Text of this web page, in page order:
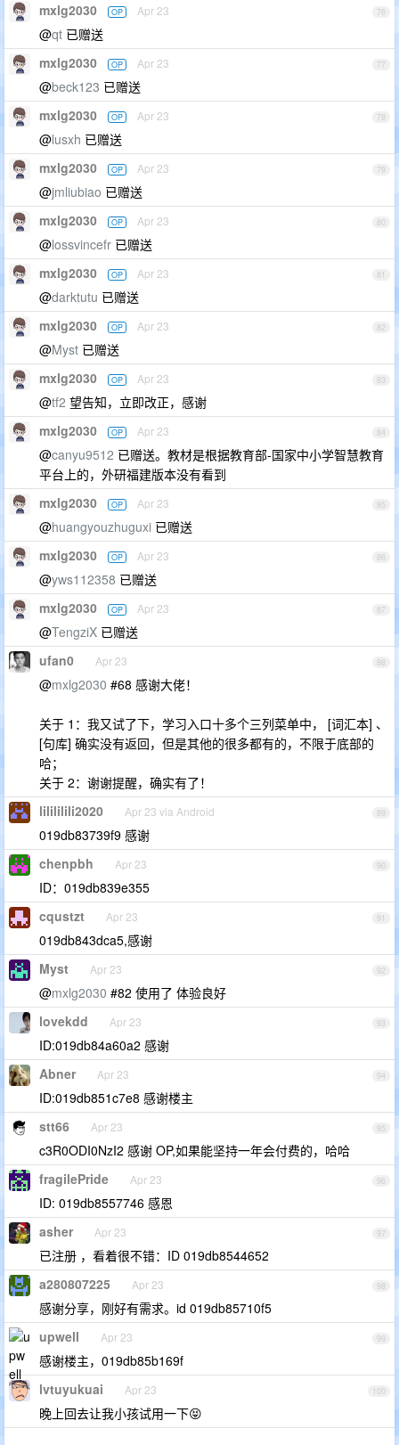
76
mxlg2030 OP Apr 23
@qt 已赠送
77
mxlg2030 OP Apr 23
@beck123 已赠送
78
mxlg2030 OP Apr 23
@lusxh 已赠送
79
mxlg2030 OP Apr 23
@jmliubiao 已赠送
80
mxlg2030 OP Apr 23
@lossvincefr 已赠送
81
mxlg2030 OP Apr 23
@darktutu 已赠送
82
mxlg2030 OP Apr 23
@Myst 已赠送
83
mxlg2030 OP Apr 23
@tf2 望告知，立即改正，感谢
84
mxlg2030 OP Apr 23
@canyu9512 已赠送。教材是根据教育部-国家中小学智慧教育
平台上的，外研福建版本没有看到
85
mxlg2030 OP Apr 23
@huangyouzhuguxi 已赠送
86
mxlg2030 OP Apr 23
@yws112358 已赠送
87
mxlg2030 OP Apr 23
@TengziX 已赠送
88
ufan0 Apr 23
@mxlg2030 #68 感谢大佬！
关于 1：我又试了下，学习入口十多个三列菜单中， [词汇本] 、
[句库] 确实没有返回，但是其他的很多都有的，不限于底部的
哈；
关于 2：谢谢提醒，确实有了！
89
lilililili2020 Apr 23 via Android
019db83739f9 感谢
90
chenpbh Apr 23
ID：019db839e355
91
cqustzt Apr 23
019db843dca5,感谢
92
Myst Apr 23
@mxlg2030 #82 使用了 体验良好
93
lovekdd Apr 23
ID:019db84a60a2 感谢
94
Abner Apr 23
ID:019db851c7e8 感谢楼主
95
stt66 Apr 23
c3R0ODI0NzI2 感谢 OP,如果能坚持一年会付费的，哈哈
96
fragilePride Apr 23
ID: 019db8557746 感恩
97
asher Apr 23
已注册 ，看着很不错：ID 019db8544652
98
a280807225 Apr 23
感谢分享，刚好有需求。id 019db85710f5
99
upwell Apr 23
感谢楼主，019db85b169f
100
lvtuyukuai Apr 23
晚上回去让我小孩试用一下😝